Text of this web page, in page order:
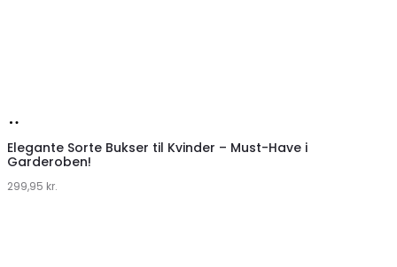
hos
Elegante Sorte Bukser til Kvinder – Must-Have i
Garderoben!
299,95 kr.